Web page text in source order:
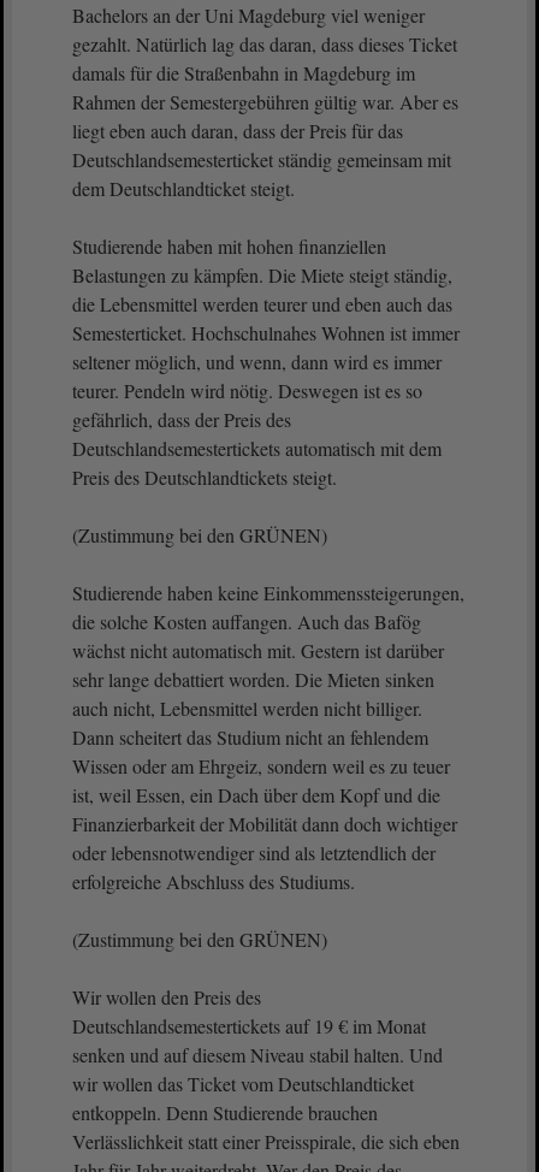
Bachelors an der Uni Magdeburg viel weniger
gezahlt. Natürlich lag das daran, dass dieses Ticket
damals für die Straßenbahn in Magdeburg im
Rahmen der Semestergebühren gültig war. Aber es
liegt eben auch daran, dass der Preis für das
Deutschlandsemesterticket ständig gemeinsam mit
dem Deutschlandticket steigt.
Studierende haben mit hohen finanziellen
Belastungen zu kämpfen. Die Miete steigt ständig,
die Lebensmittel werden teurer und eben auch das
Semesterticket. Hochschulnahes Wohnen ist immer
seltener möglich, und wenn, dann wird es immer
teurer. Pendeln wird nötig. Deswegen ist es so
gefährlich, dass der Preis des
Deutschlandsemestertickets automatisch mit dem
Preis des Deutschlandtickets steigt.
(Zustimmung bei den GRÜNEN)
Studierende haben keine Einkommenssteigerungen,
die solche Kosten auffangen. Auch das Bafög
wächst nicht automatisch mit. Gestern ist darüber
sehr lange debattiert worden. Die Mieten sinken
auch nicht, Lebensmittel werden nicht billiger.
Dann scheitert das Studium nicht an fehlendem
Wissen oder am Ehrgeiz, sondern weil es zu teuer
ist, weil Essen, ein Dach über dem Kopf und die
Finanzierbarkeit der Mobilität dann doch wichtiger
oder lebensnotwendiger sind als letztendlich der
erfolgreiche Abschluss des Studiums.
(Zustimmung bei den GRÜNEN)
Wir wollen den Preis des
Deutschlandsemestertickets auf 19 € im Monat
senken und auf diesem Niveau stabil halten. Und
wir wollen das Ticket vom Deutschlandticket
entkoppeln. Denn Studierende brauchen
Verlässlichkeit statt einer Preisspirale, die sich eben